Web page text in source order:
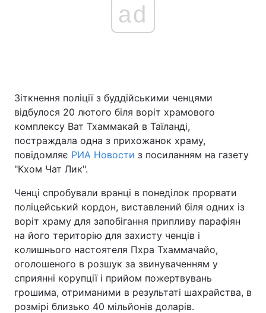
ad
Зіткнення поліції з буддійськими ченцями
відбулося 20 лютого біля воріт храмового
комплексу Ват Тхаммакай в Таїланді,
постраждала одна з прихожанок храму,
повідомляє РИА Новости з посиланням на газету
"Кхом Чат Лик".
Ченці спробували вранці в понеділок прорвати
поліцейський кордон, виставлений біля одних із
воріт храму для запобігання припливу парафіян
на його територію для захисту ченців і
колишнього настоятеля Пхра Тхаммачайо,
оголошеного в розшук за звинуваченням у
сприянні корупції і прийом пожертвувань
грошима, отриманими в результаті шахрайства, в
розмірі близько 40 мільйонів доларів.